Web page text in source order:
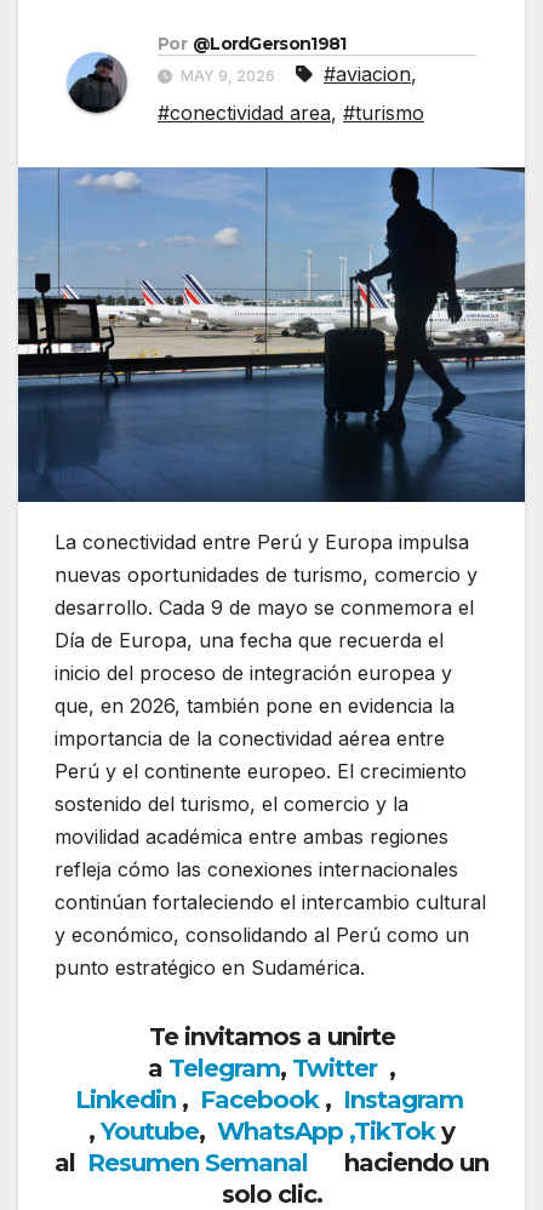
Por @LordGerson1981
MAY 9, 2026 #aviacion,
#conectividad area, #turismo
La conectividad entre Perú y Europa impulsa
nuevas oportunidades de turismo, comercio y
desarrollo. Cada 9 de mayo se conmemora el
Día de Europa, una fecha que recuerda el
inicio del proceso de integración europea y
que, en 2026, también pone en evidencia la
importancia de la conectividad aérea entre
Perú y el continente europeo. El crecimiento
sostenido del turismo, el comercio y la
movilidad académica entre ambas regiones
refleja cómo las conexiones internacionales
continúan fortaleciendo el intercambio cultural
y económico, consolidando al Perú como un
punto estratégico en Sudamérica.
Te invitamos a unirte
a Telegram, Twitter ,
Linkedin, Facebook, Instagram
,Youtube, WhatsApp ,TikToky
al Resumen Semanal haciendo un
solo clic.